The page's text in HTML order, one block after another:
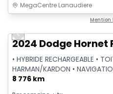
MegaCentre Lanaudiere
Vidéo disponible
Previous slide
2024 Dodge Hornet
• HYBRIDE RECHARGEABLE •
HARMAN/KARDON •
8 776 km